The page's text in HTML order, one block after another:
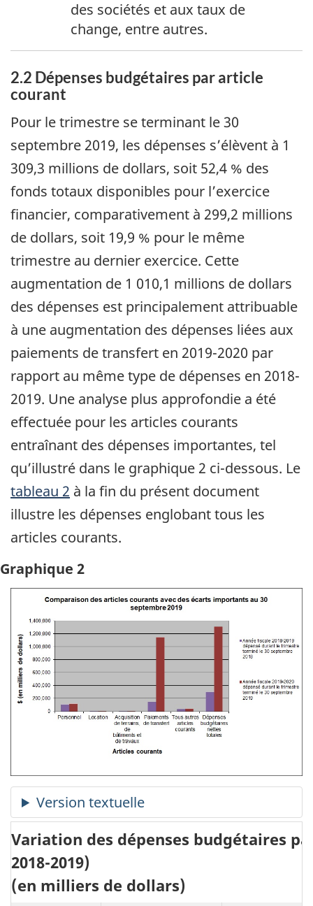
des sociétés et aux taux de
change, entre autres.
2.2 Dépenses budgétaires par article
courant
Pour le trimestre se terminant le 30
septembre 2019, les dépenses s’élèvent à 1
309,3 millions de dollars, soit 52,4 % des
fonds totaux disponibles pour l’exercice
financier, comparativement à 299,2 millions
de dollars, soit 19,9 % pour le même
trimestre au dernier exercice. Cette
augmentation de 1 010,1 millions de dollars
des dépenses est principalement attribuable
à une augmentation des dépenses liées aux
paiements de transfert en 2019-2020 par
rapport au même type de dépenses en 2018-
2019. Une analyse plus approfondie a été
effectuée pour les articles courants
entraînant des dépenses importantes, tel
qu’illustré dans le graphique 2 ci-dessous. Le
tableau 2 à la fin du présent document
illustre les dépenses englobant tous les
articles courants.
Graphique 2
Variation des dépenses budgétaires
2018-2019)
(en milliers de dollars)